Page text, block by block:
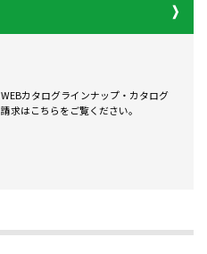
WEBカタログラインナップ・カタログ
請求はこちらをご覧ください。